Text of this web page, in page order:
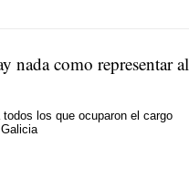
nada como representar al
los que ocuparon el cargo